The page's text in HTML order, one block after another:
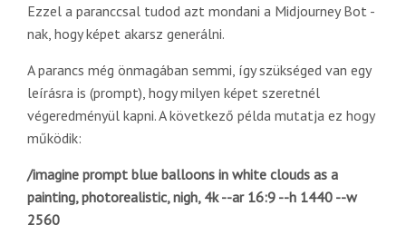
Ezzel a paranccsal tudod azt mondani a Midjourney Bot -
nak, hogy képet akarsz generálni.
A parancs még önmagában semmi, így szükséged van egy
leírásra is (prompt), hogy milyen képet szeretnél
végeredményül kapni. A következő példa mutatja ez hogy
működik:
/imagine prompt blue balloons in white clouds as a
painting, photorealistic, nigh, 4k --ar 16:9 --h 1440 --w
2560